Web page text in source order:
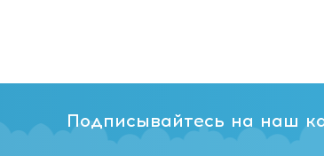
Подписывайтесь на наш